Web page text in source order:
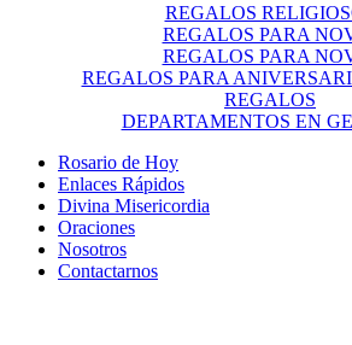
REGALOS
REGALOS PARA
REGALOS PARA
REGALOS PARA
REGALOS
DEPARTAMENTOS EN
Rosario de Hoy
Enlaces Rápidos
Divina Misericordia
Oraciones
Nosotros
Contactarnos